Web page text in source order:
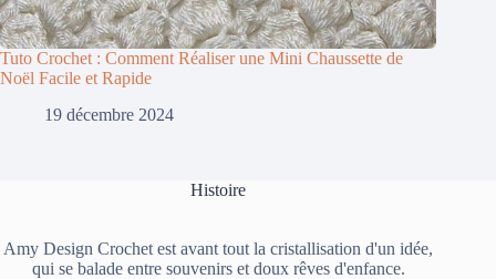
Tuto Crochet : Comment Réaliser une Mini Chaussette de
Noël Facile et Rapide
19 décembre 2024
Histoire
Amy Design Crochet est avant tout la cristallisation d'un idée,
qui se balade entre souvenirs et doux rêves d'enfance.